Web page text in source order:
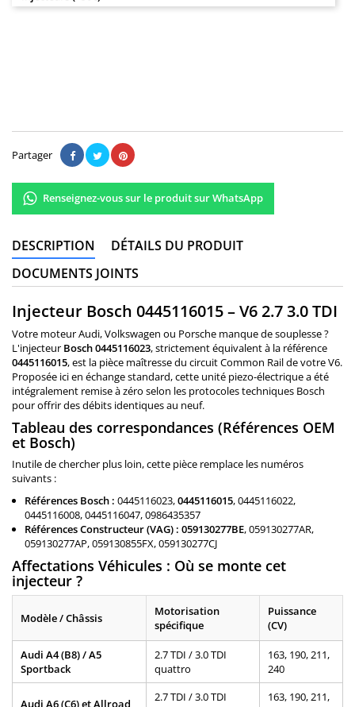
Partager
Renseignez-vous sur le produit sur WhatsApp
DESCRIPTION
DÉTAILS DU PRODUIT
DOCUMENTS JOINTS
Injecteur Bosch 0445116015 – V6 2.7 3.0 TDI
Votre moteur Audi, Volkswagen ou Porsche manque de souplesse ?
L'injecteur Bosch 0445116023, strictement équivalent à la référence
0445116015, est la pièce maîtresse du circuit Common Rail de votre V6.
Proposée ici en échange standard, cette unité piezo-électrique a été
intégralement remise à zéro selon les protocoles techniques Bosch
pour offrir des débits identiques au neuf.
Tableau des correspondances (Références OEM
et Bosch)
Inutile de chercher plus loin, cette pièce remplace les numéros
suivants :
Références Bosch : 0445116023,0445116015, 0445116022,
0445116008, 0445116047, 0986435357
Références Constructeur (VAG) : 059130277BE, 059130277AR,
059130277AP, 059130855FX, 059130277CJ
Affectations Véhicules : Où se monte cet
injecteur ?
Modèle / Châssis
Motorisation
spécifique
Puissance
(CV)
Audi A4 (B8) / A5
Sportback
2.7 TDI / 3.0 TDI
quattro
163, 190, 211,
240
Audi A6 (C6) et Allroad
2.7 TDI / 3.0 TDI
163, 190, 211,